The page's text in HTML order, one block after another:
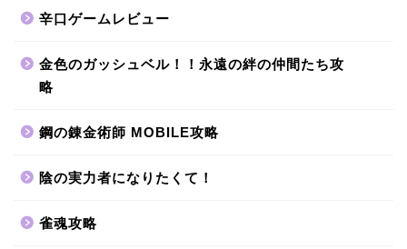
辛口ゲームレビュー
金色のガッシュベル！！永遠の絆の仲間たち攻
略
鋼の錬金術師 MOBILE攻略
陰の実力者になりたくて！
雀魂攻略